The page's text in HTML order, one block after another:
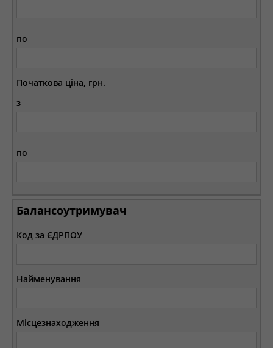
по
Початкова ціна, грн.
з
по
Балансоутримувач
Код за ЄДРПОУ
Найменування
Місцезнаходження